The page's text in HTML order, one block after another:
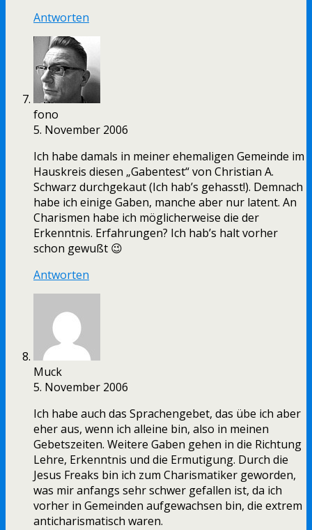
Antworten
fono
5. November 2006
Ich habe damals in meiner ehemaligen Gemeinde im
Hauskreis diesen „Gabentest“ von Christian A.
Schwarz durchgekaut (Ich hab’s gehasst!). Demnach
habe ich einige Gaben, manche aber nur latent. An
Charismen habe ich möglicherweise die der
Erkenntnis. Erfahrungen? Ich hab’s halt vorher
schon gewußt 😉
Antworten
Muck
5. November 2006
Ich habe auch das Sprachengebet, das übe ich aber
eher aus, wenn ich alleine bin, also in meinen
Gebetszeiten. Weitere Gaben gehen in die Richtung
Lehre, Erkenntnis und die Ermutigung. Durch die
Jesus Freaks bin ich zum Charismatiker geworden,
was mir anfangs sehr schwer gefallen ist, da ich
vorher in Gemeinden aufgewachsen bin, die extrem
anticharismatisch waren.